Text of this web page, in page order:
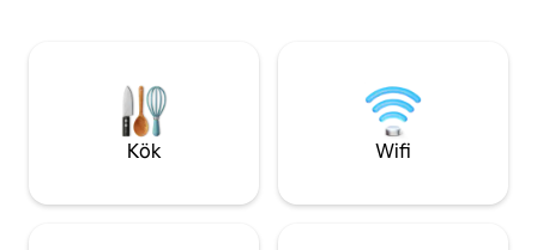
promenad till rådhuset/centralstationen
* 20 minuter med tåg till Bondi Beach *
SÄKER BILPLATS TILLGÄNGLIG för 20
komma tillbaka
utforskning av
vill lämna!
Kök Wifi